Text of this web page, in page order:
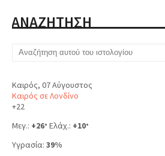
ΑΝΑΖΗΤΗΣΗ
Καιρός, 07 Αύγουστος
Καιρός σε Λονδίνο
+22
Μεγ.: +26° Ελάχ.: +10°
Υγρασία: 39%